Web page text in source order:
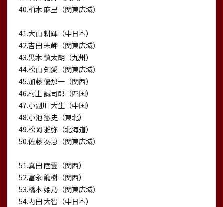
40.柏木 麻里（関東広域）
41.大山 耕輝（中日本）
42.吉田 未岬（関東広域）
43.黒木 慎太朗（九州）
44.松山 知愛（関東広域）
45.加藤 優那一（関西）
46.村上 誠司郎（四国）
47.小副川 大生（中国）
48.小池 憲史（東北）
49.松岡 雅弥（北海道）
50.佐藤 奏恵（関東広域）
51.真田 陸雲（関西）
52.冨永 龍樹（関西）
53.橋本 姫乃（関東広域）
54.内田 大智（中日本）